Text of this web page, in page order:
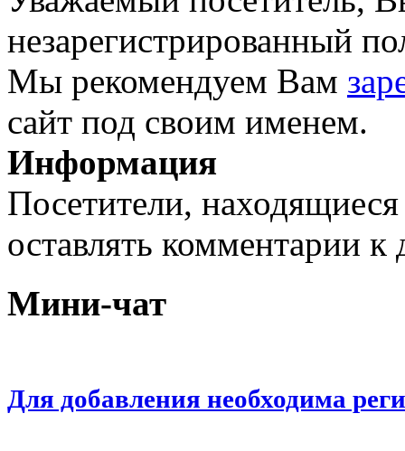
незарегистрированный
Мы рекомендуем Вам
сайт под своим именем.
Информация
Посетители,
оставлять комментарии
Мини-чат
Для добавления необходима